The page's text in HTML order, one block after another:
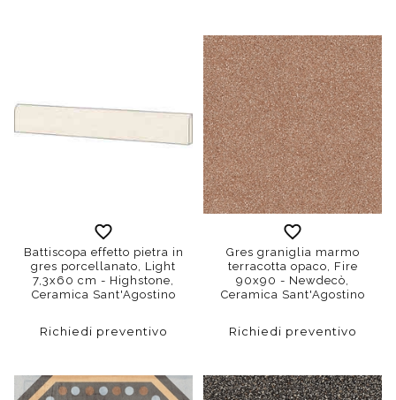
Battiscopa effetto pietra in
gres porcellanato, Light
7,3x60 cm - Highstone,
Ceramica Sant'Agostino
Richiedi preventivo
Gres graniglia marmo
terracotta opaco, Fire
90x90 - Newdecò,
Ceramica Sant'Agostino
Richiedi preventivo